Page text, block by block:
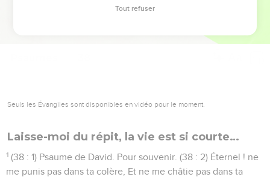
Seuls les Évangiles sont disponibles en vidéo pour le moment.
Laisse-moi du répit, la vie est si courte…
1 (38 : 1) Psaume de David. Pour souvenir. (38 : 2) Éternel ! ne
me punis pas dans ta colère, Et ne me châtie pas dans ta
Tout refuser